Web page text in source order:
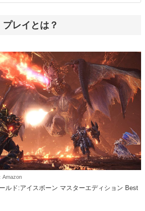
レイとは？
Amazon
ルド:アイスボーン マスターエディション Best